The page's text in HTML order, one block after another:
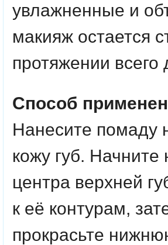
увлажненные и
макияж остается
протяжении всего
Способ
Нанесите помаду
кожу губ. Начните
центра верхней
к её контурам,
прокрасьте